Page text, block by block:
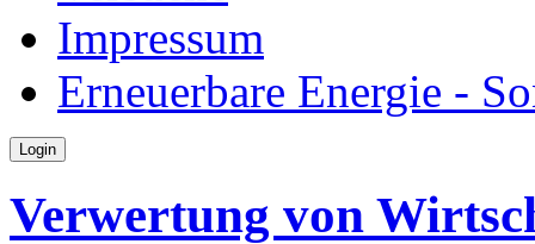
Impressum
Erneuerbare Energie -
Login
Verwertung von